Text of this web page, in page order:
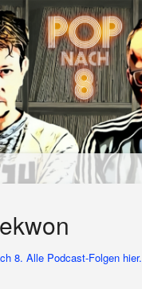
8. Alle Podcast-Folgen hier.